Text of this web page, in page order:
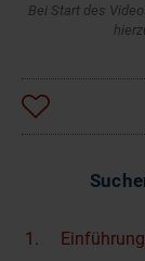
Bei Start des
Einführung